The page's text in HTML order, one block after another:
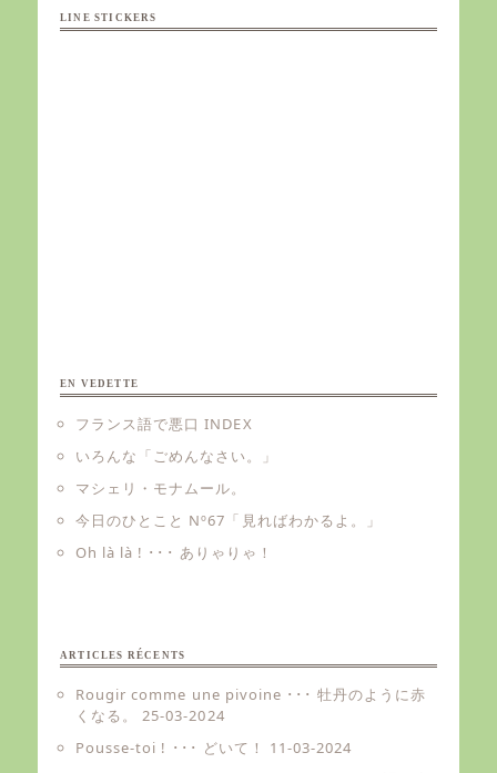
LINE STICKERS
EN VEDETTE
フランス語で悪口 INDEX
いろんな「ごめんなさい。」
マシェリ・モナムール。
今日のひとこと Nº67「見ればわかるよ。」
Oh là là ! ･･･ ありゃりゃ！
ARTICLES RÉCENTS
Rougir comme une pivoine ･･･ 牡丹のように赤
くなる。
25-03-2024
Pousse-toi ! ･･･ どいて！
11-03-2024